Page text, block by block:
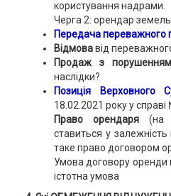
користування надрами.
Черга 2: орендар
Передача переважного
Відмовавід
Продаж з
наслідки?
Позиція Верховного
18.02.2021 року у
Право орендаря(на
ставиться у
таке право договором
Умова договору оренди
істотна умова